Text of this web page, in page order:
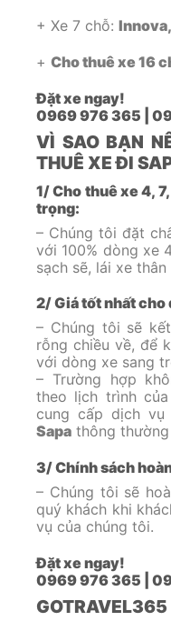
+ Xe 7 chỗ:
+ Cho thuê xe 16
Đặt xe ngay!
0969 976 365 |
VÌ SAO BẠN
THUÊ XE ĐI
1/ Cho thuê xe 4,
trọng:
– Chúng tôi đặt
với 100% dòng xe
sạch sẽ, lái xe
2/ Giá tốt nhất cho
– Chúng tôi sẽ
rỗng chiều về, để
với dòng xe sang
– Trường hợp
theo lịch trình
cung cấp dịch vụ
Sapa thông
3/ Chính sách
– Chúng tôi sẽ
quý khách khi
vụ của chúng tôi.
Đặt xe ngay!
0969 976 365 |